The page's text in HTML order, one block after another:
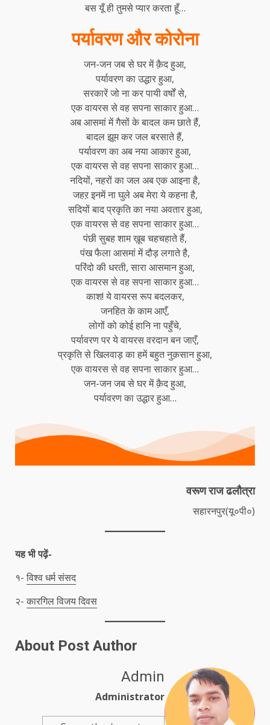
बस यूँ ही तुमसे प्यार करता हूँ…
पर्यावरण और कोरोना
जन-जन जब से घर में क़ैद हुआ,
पर्यावरण का उद्धार हुआ,
सरकारें जो ना कर पायी वर्षों से,
एक वायरस से वह सपना साकार हुआ…
अब आसमां में गैसों के बादल कम छाते हैं,
बादल झूम कर जल बरसाते हैं,
पर्यावरण का अब नया आकार हुआ,
एक वायरस से वह सपना साकार हुआ…
नदियों, नहरों का जल अब एक आइना है,
जहऱ इनमें ना घुले अब मेरा ये कहना है,
सदियों बाद प्रकृति का नया अवतार हुआ,
एक वायरस से वह सपना साकार हुआ…
पंछी सुबह शाम ख़ूब चहचहाते हैं,
पंख फैला आसमां में दौड़ लगाते है,
परिंदो की धरती, सारा आसमान हुआ,
एक वायरस से वह सपना साकार हुआ…
काश! ये वायरस रूप बदलकर,
जनहित के काम आएँ,
लोगों को कोई हानि ना पहुँचे,
पर्यावरण पर ये वायरस वरदान बन जाएँ,
प्रकृति से खिलवाड़ का हमें बहुत नुक़सान हुआ,
एक वायरस से वह सपना साकार हुआ…
जन-जन जब से घर में क़ैद हुआ,
पर्यावरण का उद्धार हुआ…
वरूण राज ढलौत्रा
सहारनपुर(यू०पी०)
यह भी पढ़ें-
१- विश्व धर्म संसद
२- कारगिल विजय दिवस
About Post Author
Admin
Administrator